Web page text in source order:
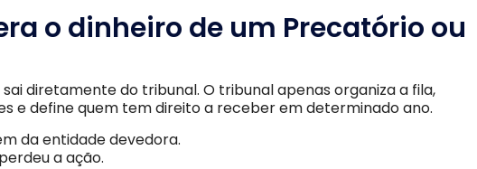
o dinheiro de um Precatório ou
diretamente do tribunal. O tribunal apenas organiza a fila,
e define quem tem direito a receber em determinado ano.
da entidade devedora.
a ação.